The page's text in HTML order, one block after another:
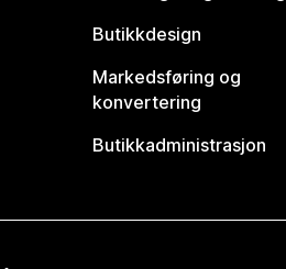
Butikkdesign
Markedsføring og
konvertering
Butikkadministrasjon